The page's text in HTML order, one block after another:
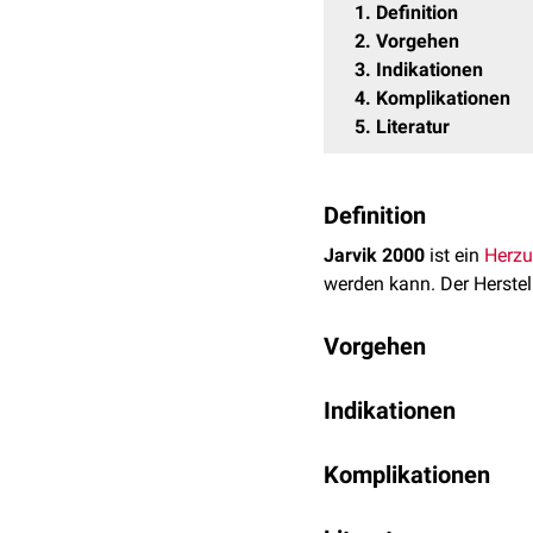
1
Definition
2 Vorgehen
3 Indikationen
4 Komplikationen
5 Literatur
Definition
Jarvik 2000 ist ein
werden kann. Der
Vorgehen
Indikationen
Bridge-to-Recovery
Komplikationen